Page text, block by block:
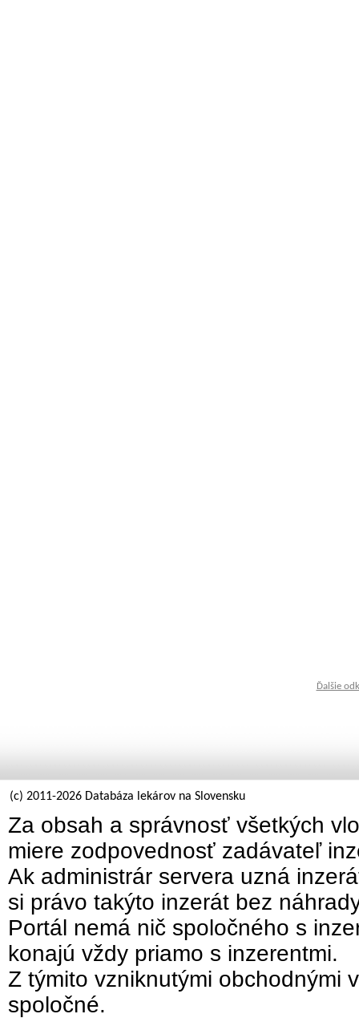
Ďalšie
(c) 2011-2026 Databáza lekárov na Slovensku
Za obsah a správnosť všetkých
miere zodpovednosť zadávateľ
Ak administrár servera uzná
si právo takýto inzerát bez
Portál nemá nič spoločného s
konajú vždy priamo s inzerentmi.
Z týmito vzniknutými obchodnými
spoločné.